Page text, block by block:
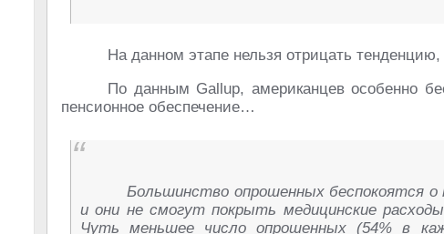
На данном этапе нельзя отрицать
По данным Gallup, американцев особенно
пенсионное обеспечение…
Большинство опрошенных беспокоятся
и они не смогут покрыть медицинские
Чуть меньшее число опрошенных (54% в